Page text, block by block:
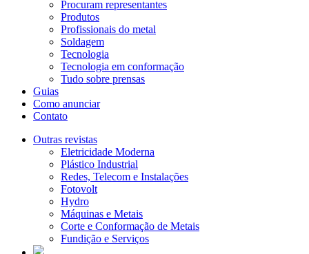
Procuram representantes
Produtos
Profissionais do metal
Soldagem
Tecnologia
Tecnologia em conformação
Tudo sobre prensas
Guias
Como anunciar
Contato
Outras revistas
Eletricidade Moderna
Plástico Industrial
Redes, Telecom e Instalações
Fotovolt
Hydro
Máquinas e Metais
Corte e Conformação de Metais
Fundição e Serviços